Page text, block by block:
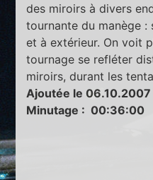
des miroirs à divers
tournante du manège
et à extérieur. On voit
tournage se refléter
miroirs, durant les
Ajoutée le 06.10.2007
Minutage : 00:36:00